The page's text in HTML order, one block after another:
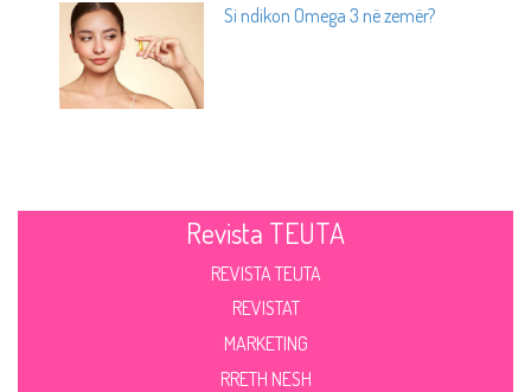
Si ndikon Omega 3 në zemër?
Revista TEUTA
REVISTA TEUTA
REVISTAT
MARKETING
RRETH NESH